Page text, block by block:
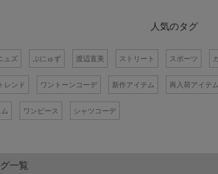
人気のタグ
ュズ ぷにゅず 渡辺直美 ストリート スポーツ
トレンド ワントーンコーデ 新作アイテム 再入荷アイテム
ワンピース シャツコーデ
一覧